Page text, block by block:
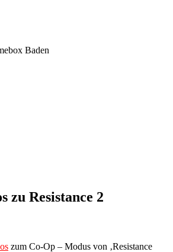
Baden
zu Resistance 2
zum Co-Op – Modus von ‚Resistance